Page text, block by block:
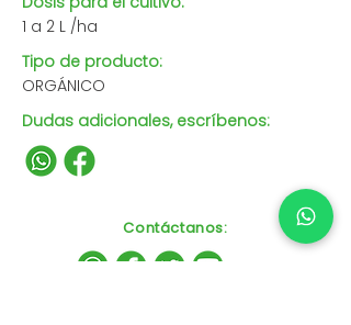
1 a 2 L /ha
Tipo de producto:
ORGÁNICO
Dudas adicionales, escríbenos:
Contáctanos: